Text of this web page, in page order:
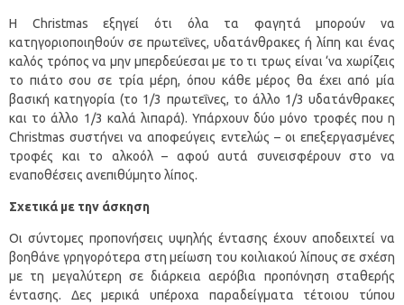
Η Christmas εξηγεί ότι όλα τα φαγητά μπορούν να
κατηγοριοποιηθούν σε πρωτεΐνες, υδατάνθρακες ή λίπη και ένας
καλός τρόπος να μην μπερδεύεσαι με το τι τρως είναι ‘να χωρίζεις
το πιάτο σου σε τρία μέρη, όπου κάθε μέρος θα έχει από μία
βασική κατηγορία (το 1/3 πρωτεΐνες, το άλλο 1/3 υδατάνθρακες
και το άλλο 1/3 καλά λιπαρά). Υπάρχουν δύο μόνο τροφές που η
Christmas συστήνει να αποφεύγεις εντελώς – οι επεξεργασμένες
τροφές και το αλκοόλ – αφού αυτά συνεισφέρουν στο να
εναποθέσεις ανεπιθύμητο λίπος.
Σχετικά με την άσκηση
Οι σύντομες προπονήσεις υψηλής έντασης έχουν αποδειχτεί να
βοηθάνε γρηγορότερα στη μείωση του κοιλιακού λίπους σε σχέση
με τη μεγαλύτερη σε διάρκεια αερόβια προπόνηση σταθερής
έντασης. Δες μερικά υπέροχα παραδείγματα τέτοιου τύπου